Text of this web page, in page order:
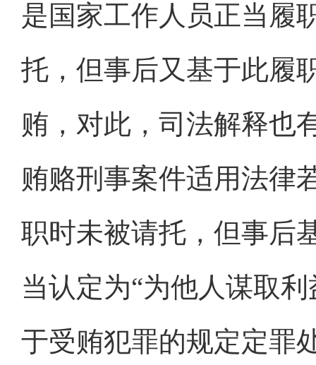
是国家工作人员正当履
托，但事后又基于此履
贿，对此，司法解释也
贿赂刑事案件适用法律
职时未被请托，但事后
当认定为“为他人谋取
于受贿犯罪的规定定罪